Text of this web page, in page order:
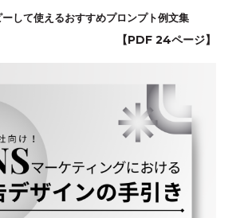
して使えるおすすめプロンプト例文集
【PDF 24ページ】